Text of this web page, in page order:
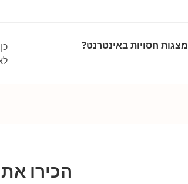
חסויות באינטרנט?
הכירו